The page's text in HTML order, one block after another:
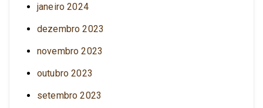
janeiro 2024
dezembro 2023
novembro 2023
outubro 2023
setembro 2023